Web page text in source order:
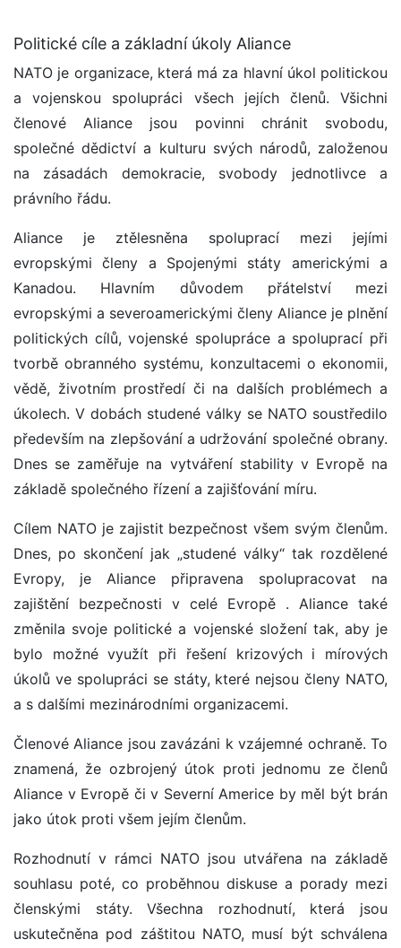
Politické cíle a základní úkoly Aliance
NATO je organizace, která má za hlavní úkol politickou
a vojenskou spolupráci všech jejích členů. Všichni
členové Aliance jsou povinni chránit svobodu,
společné dědictví a kulturu svých národů, založenou
na zásadách demokracie, svobody jednotlivce a
právního řádu.
Aliance je ztělesněna spoluprací mezi jejími
evropskými členy a Spojenými státy americkými a
Kanadou. Hlavním důvodem přátelství mezi
evropskými a severoamerickými členy Aliance je plnění
politických cílů, vojenské spolupráce a spoluprací při
tvorbě obranného systému, konzultacemi o ekonomii,
vědě, životním prostředí či na dalších problémech a
úkolech. V dobách studené války se NATO soustředilo
především na zlepšování a udržování společné obrany.
Dnes se zaměřuje na vytváření stability v Evropě na
základě společného řízení a zajišťování míru.
Cílem NATO je zajistit bezpečnost všem svým členům.
Dnes, po skončení jak „studené války“ tak rozdělené
Evropy, je Aliance připravena spolupracovat na
zajištění bezpečnosti v celé Evropě . Aliance také
změnila svoje politické a vojenské složení tak, aby je
bylo možné využít při řešení krizových i mírových
úkolů ve spolupráci se státy, které nejsou členy NATO,
a s dalšími mezinárodními organizacemi.
Členové Aliance jsou zavázáni k vzájemné ochraně. To
znamená, že ozbrojený útok proti jednomu ze členů
Aliance v Evropě či v Severní Americe by měl být brán
jako útok proti všem jejím členům.
Rozhodnutí v rámci NATO jsou utvářena na základě
souhlasu poté, co proběhnou diskuse a porady mezi
členskými státy. Všechna rozhodnutí, která jsou
uskutečněna pod záštitou NATO, musí být schválena